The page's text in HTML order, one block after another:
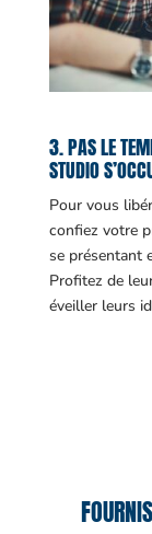
3. PAS LE
STUDIO
Pour vous
confiez votre
se présentant
Profitez de
éveiller leurs